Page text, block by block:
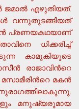
ജമാല്‍ എഴുതിയത്.
വന്നുതുടങ്ങിയത്
പ്രണയകഥയാണ്
ധിക്കരിച്ച്
കാമുകിയുടെ
രാജാവിന്‍റെ
മകന്‍
മനുഷ്യരുമായ